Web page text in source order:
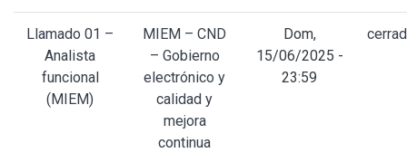
Llamado 01 –
Analista
funcional
(MIEM)
MIEM – CND
– Gobierno
electrónico y
calidad y
mejora
continua
Dom,
15/06/2025 -
23:59